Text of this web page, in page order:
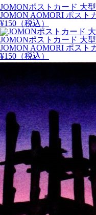
JOMONポストカード 大
JOMON AOMORI ポスト
¥150 （税込）
JOMONポストカード 大
JOMON AOMORI ポスト
¥150 （税込）